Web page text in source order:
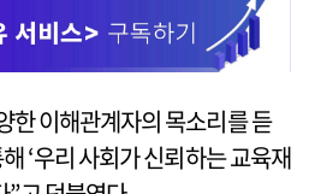
한 이해관계자의 목소리를 듣
‘우리 사회가 신뢰하는 교육재